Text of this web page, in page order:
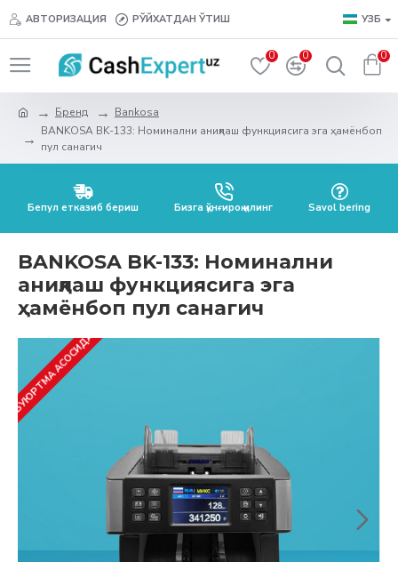
АВТОРИЗАЦИЯ РЎЙХАТДАН ЎТИШ УЗБ
0 0 0
Бренд
Bankosa
BANKOSA BK-133: Номинални аниқлаш функциясига эга ҳамёнбоп
пул санагич
Бепул етказиб бериш Бизга қўнғироқ қилинг Savol bering
BANKOSA BK-133: Номинални
аниқлаш функциясига эга
ҳамёнбоп пул санагич
БУЮРТМА АСОСИДА